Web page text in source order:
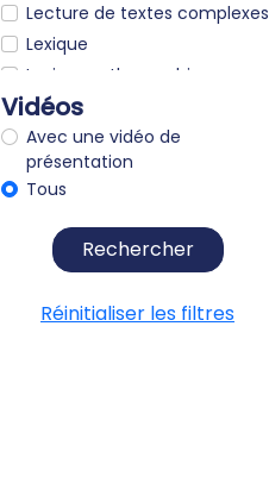
Lecture de textes complexes
Lexique
Lexique orthographique
Logique - raisonnement
Mémoire
Métaphores
Morphologie
Morphosyntaxe
Opérations
mathématiques
Vidéos
Avec une vidéo de
présentation
Tous
Rechercher
Réinitialiser les filtres